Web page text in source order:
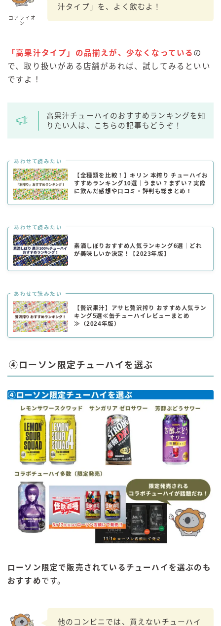
コアライオ
ン
汁タイプ」を、よく飲むよ！
「高果汁タイプ」の品揃えが、少なくなっている の
で、取り扱いがある店舗があれば、試してみるといい
ですよ！
高果汁チューハイのおすすめランキングを知
りたい人は、こちらの記事もどうぞ！
あわせて読みたい
【全種類を比較！】キリン 本搾り チューハイお
すすめランキング10選｜うまい？まずい？実際
に飲んだ感想や口コミ・評判も総まとめ！
あわせて読みたい
素滴しぼりおすすめ人気ランキング6選｜どれ
が美味しいか決定！【2023年版】
あわせて読みたい
【贅沢果汁】アサヒ贅沢搾り おすすめ人気ラン
キング5選≪缶チューハイレビューまとめ
≫（2024年版）
④ローソン限定チューハイを選ぶ
ローソン限定で販売されているチューハイを選ぶのも
おすすめです。
他のコンビニでは、買えないチューハイ